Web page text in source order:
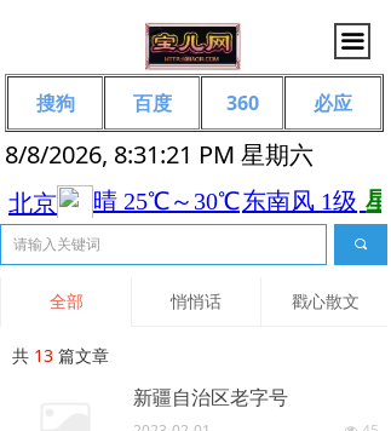
끀
8/8/2026, 8:31:21 PM 星期六
끠
搜狗 百度 360 必应
全部 悄悄话 戳心散文
共 13 篇文章
新疆自治区老字号